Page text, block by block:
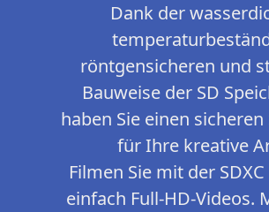
Dank der
röntgensicheren und
Bauweise der SD
haben Sie einen
für Ihre kreative
Filmen Sie mit der
einfach Full-HD-Videos.